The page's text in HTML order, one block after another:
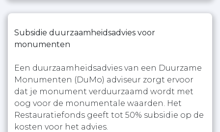
Subsidie duurzaamheidsadvies voor
monumenten
Een duurzaamheidsadvies van een Duurzame
Monumenten (DuMo) adviseur zorgt ervoor
dat je monument verduurzaamd wordt met
oog voor de monumentale waarden. Het
Restauratiefonds geeft tot 50% subsidie op de
kosten voor het advies.